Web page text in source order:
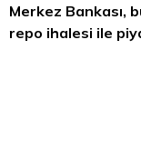
Merkez Bankası,
repo ihalesi ile